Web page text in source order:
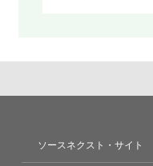
ソースネクスト・サイト